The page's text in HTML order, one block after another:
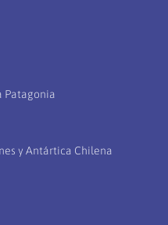
Patagonia
y Antártica Chilena